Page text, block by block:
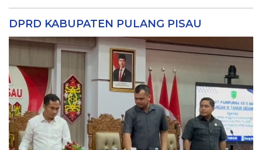
DPRD KABUPATEN PULANG PISAU